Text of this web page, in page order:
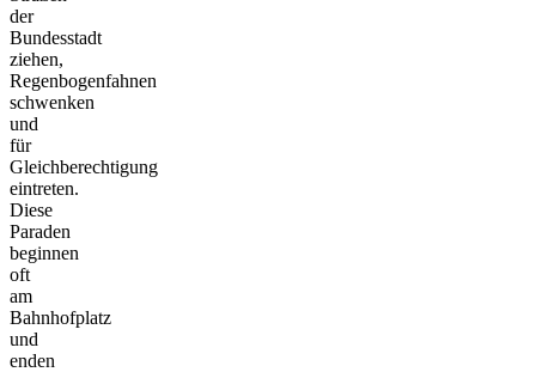
der
Bundesstadt
ziehen,
Regenbogenfahnen
schwenken
und
für
Gleichberechtigung
eintreten.
Diese
Paraden
beginnen
oft
am
Bahnhofplatz
und
enden